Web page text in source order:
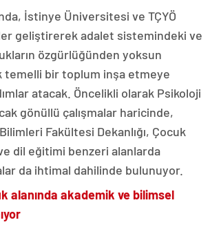
İstinye Üniversitesi ve TÇYÖ
geliştirerek adalet sistemindeki ve
özgürlüğünden yoksun
temelli bir toplum inşa etmeye
atacak. Öncelikli olarak Psikoloji
gönüllü çalışmalar haricinde,
Fakültesi Dekanlığı, Çocuk
dil eğitimi benzeri alanlarda
da ihtimal dahilinde bulunuyor.
alanında akademik ve bilimsel